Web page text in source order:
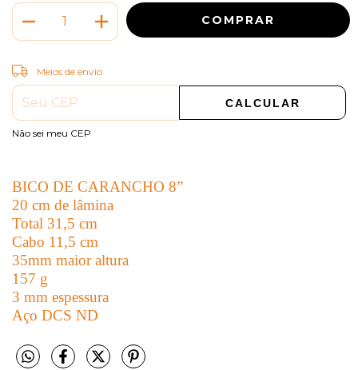
Entregas para o CEP:
Meios de envio
CALCULAR
Não sei meu CEP
BICO DE CARANCHO 8”
20 cm de lâmina
Total 31,5 cm
Cabo 11,5 cm
35mm maior altura
157 g
3 mm espessura
Aço DCS ND